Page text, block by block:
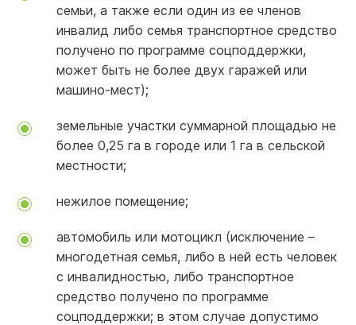
семьи, а также если один из ее членов
инвалид либо семья транспортное средство
получено по программе соцподдержки,
может быть не более двух гаражей или
машино-мест);
земельные участки суммарной площадью не
более 0,25 га в городе или 1 га в сельской
местности;
нежилое помещение;
автомобиль или мотоцикл (исключение –
многодетная семья, либо в ней есть человек
с инвалидностью, либо транспортное
средство получено по программе
соцподдержки; в этом случае допустимо